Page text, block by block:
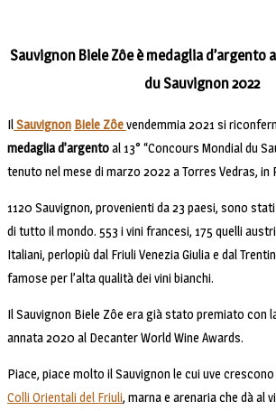
Sauvignon Biele Zôe è medaglia d’argento
du Sauvignon 2022
IlSauvignon Biele Zôevendemmia 2021 si
medaglia d’argentoal 13° “Concours Mondial du
tenuto nel mese di marzo 2022 a Torres Vedras,
1120 Sauvignon, provenienti da 23 paesi, sono
di tutto il mondo. 553 i vini francesi, 175 quelli
Italiani, perlopiù dal Friuli Venezia Giulia e dal
famose per l’alta qualità dei vini bianchi.
Il Sauvignon Biele Zôe era già stato premiato con
annata 2020 al Decanter World Wine Awards.
Piace, piace molto il Sauvignon le cui uve
Colli Orientali del Friuli, marna e arenaria che dà al